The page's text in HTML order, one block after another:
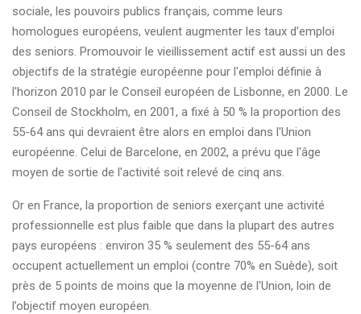
sociale, les pouvoirs publics français, comme leurs
homologues européens, veulent augmenter les taux d'emploi
des seniors. Promouvoir le vieillissement actif est aussi un des
objectifs de la stratégie européenne pour l'emploi définie à
l'horizon 2010 par le Conseil européen de Lisbonne, en 2000. Le
Conseil de Stockholm, en 2001, a fixé à 50 % la proportion des
55-64 ans qui devraient être alors en emploi dans l'Union
européenne. Celui de Barcelone, en 2002, a prévu que l'âge
moyen de sortie de l'activité soit relevé de cinq ans.
Or en France, la proportion de seniors exerçant une activité
professionnelle est plus faible que dans la plupart des autres
pays européens : environ 35 % seulement des 55-64 ans
occupent actuellement un emploi (contre 70% en Suède), soit
près de 5 points de moins que la moyenne de l'Union, loin de
l’objectif moyen européen.